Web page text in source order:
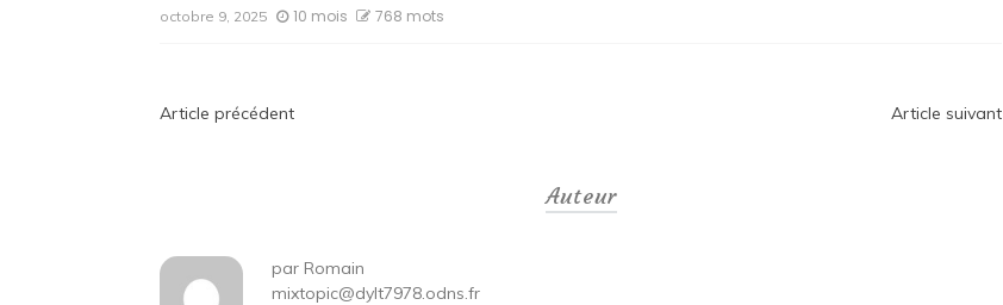
octobre 9, 2025 10 mois 768 mots
Navigation
Article précédent Article suivant
Auteur
par Romain
mixtopic@dylt7978.odns.fr